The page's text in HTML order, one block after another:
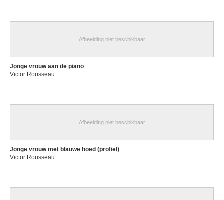
Afbeelding niet beschikbaar
Jonge vrouw aan de piano
Victor Rousseau
Afbeelding niet beschikbaar
Jonge vrouw met blauwe hoed (profiel)
Victor Rousseau